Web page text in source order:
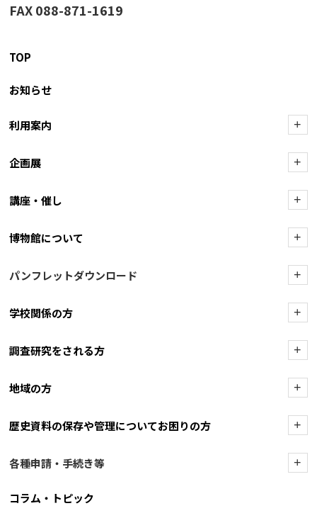
FAX 088-871-1619
TOP
お知らせ
利用案内 +
企画展 +
講座・催し +
博物館について +
パンフレットダウンロード +
学校関係の方 +
調査研究をされる方 +
地域の方 +
歴史資料の保存や管理についてお困りの方 +
各種申請・手続き等 +
コラム・トピック